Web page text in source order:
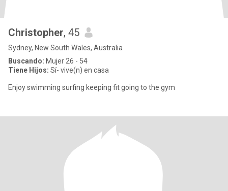
Christopher, 45
Sydney, New South Wales, Australia
Buscando: Mujer 26 - 54
Tiene Hijos: Sí- vive(n) en casa
Enjoy swimming surfing keeping fit going to the gym